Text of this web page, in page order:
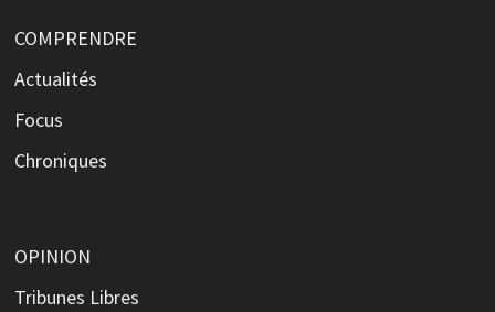
COMPRENDRE
Actualités
Focus
Chroniques
OPINION
Tribunes Libres